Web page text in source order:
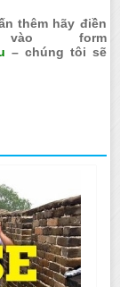
thêm hãy điền
form
– chúng tôi sẽ